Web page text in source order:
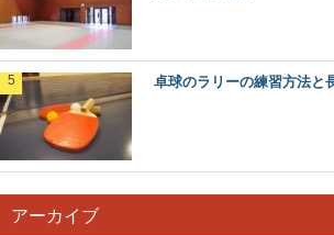
卓球のラリーの練習方法と
アーカイブ